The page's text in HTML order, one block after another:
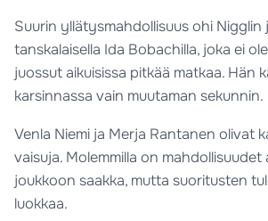
Suurin yllätysmahdollisuus ohi Nigglin
tanskalaisella Ida Bobachilla, joka ei
juossut aikuisissa pitkää matkaa. Hän
karsinnassa vain muutaman sekunnin.
Venla Niemi ja Merja Rantanen olivat
vaisuja. Molemmilla on mahdollisuudet
joukkoon saakka, mutta suoritusten
luokkaa.